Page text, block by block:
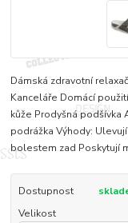
Dámská zdravotní
Kanceláře Domácí
kůže Prodyšná podšívka
podrážka Výhody:
bolestem zad Poskytují
Dostupnost
Velikost